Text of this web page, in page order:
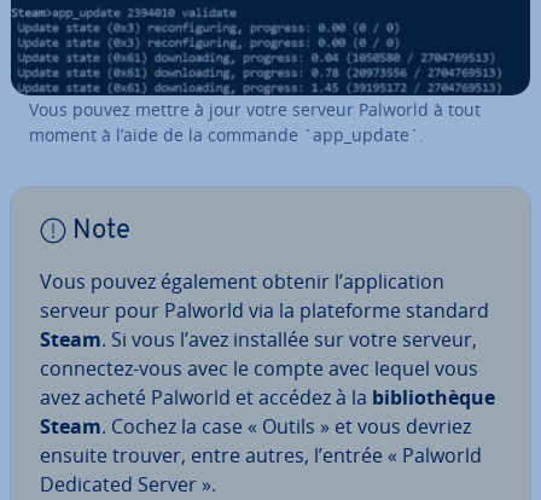
Vous pouvez mettre à jour votre serveur Palworld à tout
moment à l’aide de la commande `app_update`.
Note
Vous pouvez également obtenir l’ap­pli­ca­tion
serveur pour Palworld via la pla­te­forme standard
Steam. Si vous l’avez installée sur votre serveur,
connectez-vous avec le compte avec lequel vous
avez acheté Palworld et accédez à la bi­blio­thèque
Steam. Cochez la case « Outils » et vous devriez
ensuite trouver, entre autres, l’entrée « Palworld
Dedicated Server ».